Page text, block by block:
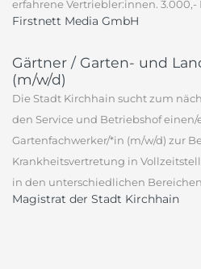
erfahrene Vertriebler:innen. 3.000,-
Firstnett Media GmbH
Gärtner / Garten- und
(m/w/d)
Die Stadt Kirchhain sucht zum
den Service und Betriebshof
Gartenfachwerker/*in (m/w/d) zur
Krankheitsvertretung in
in den unterschiedlichen
Magistrat der Stadt Kirchhain